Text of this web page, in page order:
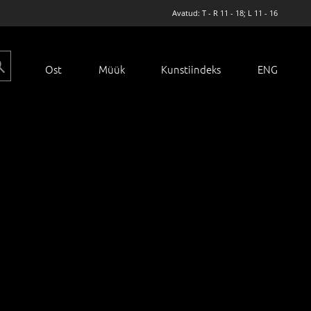
Avatud: T - R 11 - 18; L 11 - 16
Ost Müük Kunstiindeks ENG